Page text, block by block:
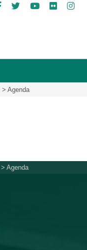
Facebook
Twitter YouTube
Flickr
> Agenda
>Agenda